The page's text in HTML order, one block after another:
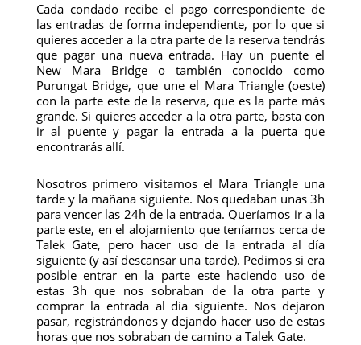
Cada condado recibe el pago correspondiente de
las entradas de forma independiente, por lo que si
quieres acceder a la otra parte de la reserva tendrás
que pagar una nueva entrada. Hay un puente el
New Mara Bridge o también conocido como
Purungat Bridge, que une el Mara Triangle (oeste)
con la parte este de la reserva, que es la parte más
grande. Si quieres acceder a la otra parte, basta con
ir al puente y pagar la entrada a la puerta que
encontrarás allí.
Nosotros primero visitamos el Mara Triangle una
tarde y la mañana siguiente. Nos quedaban unas 3h
para vencer las 24h de la entrada. Queríamos ir a la
parte este, en el alojamiento que teníamos cerca de
Talek Gate, pero hacer uso de la entrada al día
siguiente (y así descansar una tarde). Pedimos si era
posible entrar en la parte este haciendo uso de
estas 3h que nos sobraban de la otra parte y
comprar la entrada al día siguiente. Nos dejaron
pasar, registrándonos y dejando hacer uso de estas
horas que nos sobraban de camino a Talek Gate.